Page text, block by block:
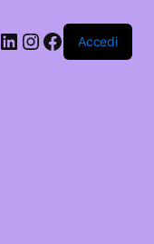
LinkedIn
Instagram
Facebook
Accedi